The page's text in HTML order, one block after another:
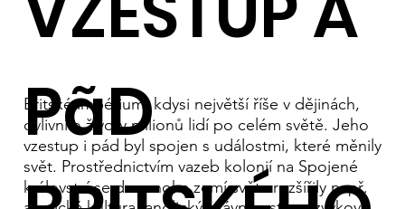
Britské impérium, kdysi největší říše v dějinách,
ovlivnilo životy milionů lidí po celém světě. Jeho
vzestup i pád byl spojen s událostmi, které měnily
svět. Prostřednictvím vazeb kolonií na Spojené
království se do mnoha zemí světa rozšířily např.
PãD